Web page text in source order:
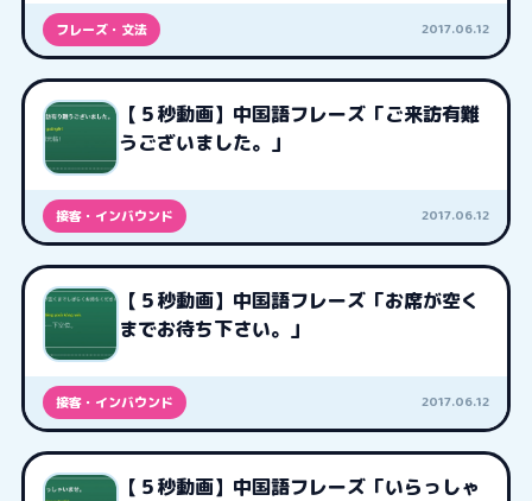
フレーズ・文法 2017.06.12
【５秒動画】中国語フレーズ「ご来訪有難
うございました。」
接客・インバウンド 2017.06.12
【５秒動画】中国語フレーズ「お席が空く
までお待ち下さい。」
接客・インバウンド 2017.06.12
【５秒動画】中国語フレーズ「いらっしゃ